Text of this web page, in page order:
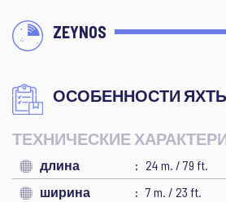
ZEYNOS
ОСОБЕННОСТИ
ТЕХНИЧЕСКИЕ
длина
24 m. / 79 ft.
ширина
7 m. / 23 ft.